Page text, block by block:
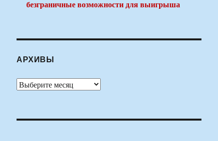
безграничные возможности для выигрыша
АРХИВЫ
Архивы